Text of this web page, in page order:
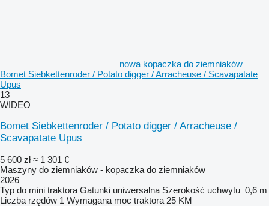
nowa kopaczka do ziemniaków
Bomet Siebkettenroder / Potato digger / Arracheuse / Scavapatate
Upus
13
WIDEO
Bomet Siebkettenroder / Potato digger / Arracheuse /
Scavapatate Upus
5 600 zł ≈ 1 301 €
Maszyny do ziemniaków - kopaczka do ziemniaków
2026
Typ do mini traktora Gatunki uniwersalna Szerokość uchwytu 0,6 m
Liczba rzędów 1 Wymagana moc traktora 25 KM